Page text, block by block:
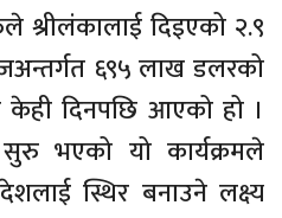
दिइएको २.९
६९५ लाख डलरको
केही दिनपछि आएको हो ।
भएको यो कार्यक्रमले
स्थिर बनाउने लक्ष्य